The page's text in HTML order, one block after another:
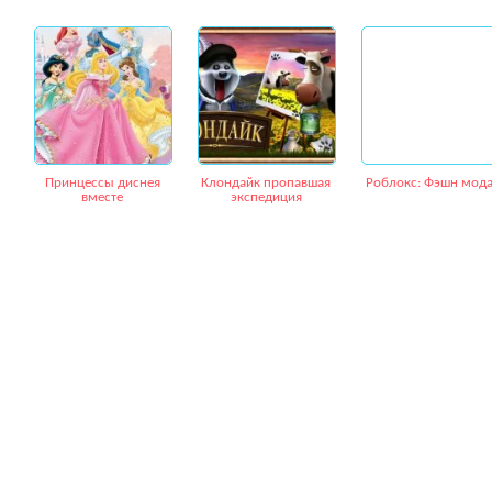
Принцессы диснея
вместе
Клондайк пропавшая
экспедиция
Роблокс: Фэшн мода